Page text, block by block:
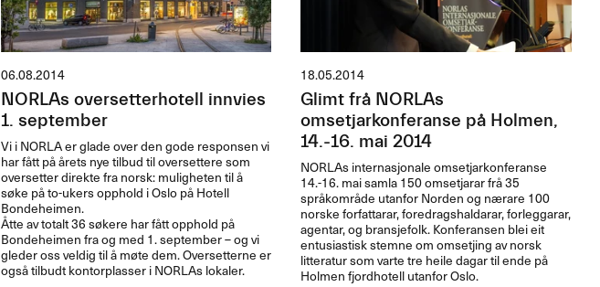
06.08.2014
NORLAs oversetterhotell innvies
1. september
Vi iNORLAer glade over den gode responsen vi
har fått på årets nye tilbud til oversettere som
oversetter direkte fra norsk: muligheten til å
søke på to-ukers opphold i Oslo på Hotell
Bondeheimen.
Åtte av totalt 36 søkere har fått opphold på
Bondeheimen fra og med 1. september – og vi
gleder oss veldig til å møte dem. Oversetterne er
også tilbudt kontorplasser i NORLAs lokaler.
18.05.2014
Glimt frå NORLAs
omsetjarkonferanse på Holmen,
14.-16. mai 2014
NORLAs internasjonale omsetjarkonferanse
14.-16. mai samla 150 omsetjarar frå 35
språkområde utanfor Norden og nærare 100
norske forfattarar, foredragshaldarar, forleggarar,
agentar, og bransjefolk. Konferansen blei eit
entusiastisk stemne om omsetjing av norsk
litteratur som varte tre heile dagar til ende på
Holmen fjordhotell utanfor Oslo.